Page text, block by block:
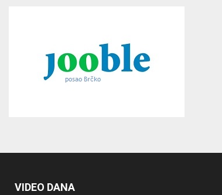
VIDEO DANA